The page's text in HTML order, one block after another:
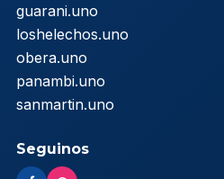
guarani.uno
loshelechos.uno
obera.uno
panambi.uno
sanmartin.uno
Seguinos